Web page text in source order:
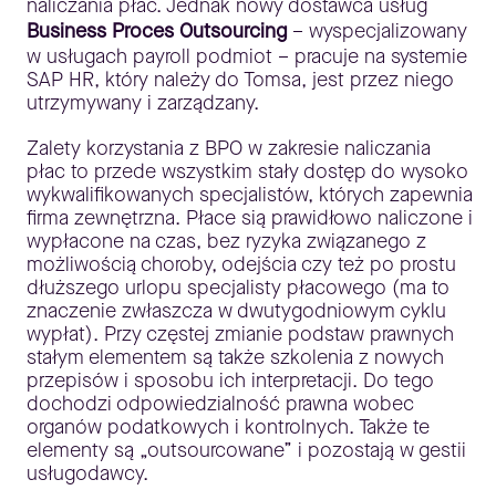
naliczania płac. Jednak nowy dostawca usług
Business Proces Outsourcing– wyspecjalizowany
w usługach payroll podmiot – pracuje na systemie
SAP HR, który należy do Tomsa, jest przez niego
utrzymywany i zarządzany.
Zalety korzystania z BPO w zakresie naliczania
płac to przede wszystkim stały dostęp do wysoko
wykwalifikowanych specjalistów, których zapewnia
firma zewnętrzna. Płace sią prawidłowo naliczone i
wypłacone na czas, bez ryzyka związanego z
możliwością choroby, odejścia czy też po prostu
dłuższego urlopu specjalisty płacowego (ma to
znaczenie zwłaszcza w dwutygodniowym cyklu
wypłat). Przy częstej zmianie podstaw prawnych
stałym elementem są także szkolenia z nowych
przepisów i sposobu ich interpretacji. Do tego
dochodzi odpowiedzialność prawna wobec
organów podatkowych i kontrolnych. Także te
elementy są „outsourcowane” i pozostają w gestii
usługodawcy.